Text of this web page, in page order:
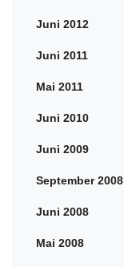
Juni 2012
Juni 2011
Mai 2011
Juni 2010
Juni 2009
September 2008
Juni 2008
Mai 2008